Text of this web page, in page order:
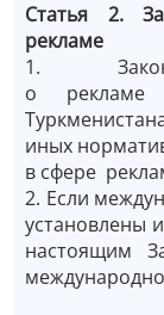
Статья 2.
рекламе
1.
о рекламе
иных
в сфере
2. Если
установлены
настоящим